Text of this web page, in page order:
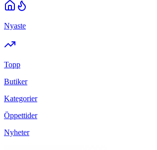
Nyaste
Topp
Butiker
Kategorier
Öppettider
Nyheter